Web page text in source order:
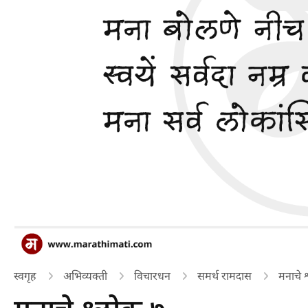
स्वगृह अभिव्यक्ती विचारधन समर्थ रामदास मनाचे